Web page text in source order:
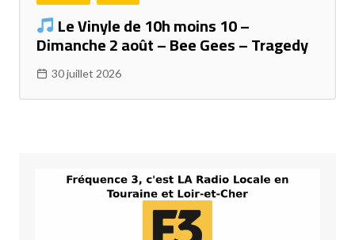
Le Vinyle de 10h moins 10 –
Dimanche 2 août – Bee Gees – Tragedy
30 juillet 2026